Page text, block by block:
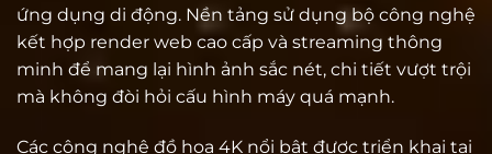
ứng dụng di động. Nền tảng sử dụng bộ công nghệ
kết hợp render web cao cấp và streaming thông
minh để mang lại hình ảnh sắc nét, chi tiết vượt trội
mà không đòi hỏi cấu hình máy quá mạnh.
Các công nghệ đồ họa 4K nổi bật được triển khai tại